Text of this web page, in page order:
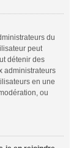
du
peut
détenir des
administrateurs
en une
ou